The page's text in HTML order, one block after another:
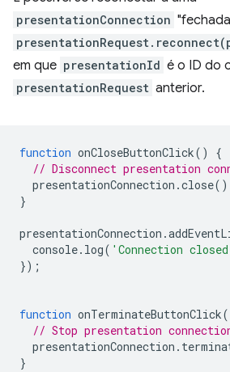
presentationConnection
em que presentationId é o ID do
presentationRequest anterior.
function onCloseButtonClick()
{
// Disconnect presentation
presentationConnection .close
}
presentationConnection .
console. log( 'Connection
});
function onTerminateButtonClick
// Stop presentation
presentationConnection .
}